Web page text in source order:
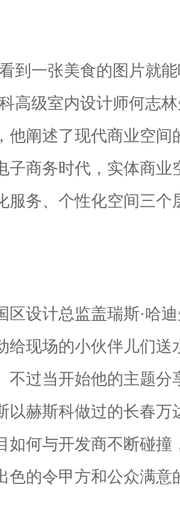
到一张美食的图片就
高级室内设计师何志
他阐述了现代商业空间
子商务时代，实体商业
服务、个性化空间三个
区设计总监盖瑞斯·哈
给现场的小伙伴儿们送
不过当开始他的主题分
以赫斯科做过的长春万
如何与开发商不断碰撞
色的令甲方和公众满意